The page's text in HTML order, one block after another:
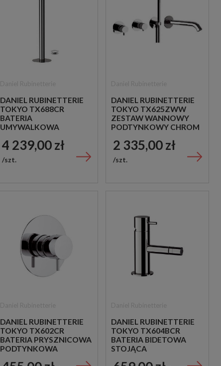
DANIEL RUBINETTERIE
TOKYO TX688CR
BATERIA
UMYWALKOWA
CHROM
4 239,00 zł
szt.
DANIEL RUBINETTERIE
TOKYO TX625ZWW
ZESTAW WANNOWY
PODTYNKOWY CHROM
2 335,00 zł
szt.
DANIEL RUBINETTERIE
TOKYO TX602CR
BATERIA PRYSZNICOWA
PODTYNKOWA
DANIEL RUBINETTERIE
TOKYO TX604BCR
BATERIA BIDETOWA
STOJĄCA